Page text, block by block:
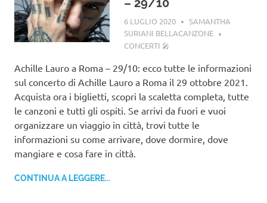
6 LUGLIO 2020
SAMANTHA
SURIANI BELLACANZONE
CONCERTI 🎤
Achille Lauro a Roma – 29/10: ecco tutte le informazioni
sul concerto di Achille Lauro a Roma il 29 ottobre 2021.
Acquista ora i biglietti, scopri la scaletta completa, tutte
le canzoni e tutti gli ospiti. Se arrivi da fuori e vuoi
organizzare un viaggio in città, trovi tutte le
informazioni su come arrivare, dove dormire, dove
mangiare e cosa fare in città.
CONTINUA A LEGGERE...